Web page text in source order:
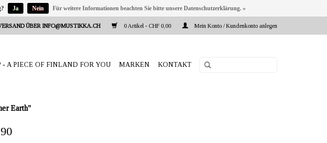
ÜBER INFO@MUSTIKKA.CH 0 Artikel - CHF 0,00 Mein Konto / Kundenkonto anlegen
- A PIECE OF FINLAND FOR YOU MARKEN KONTAKT
Earth"
Ja Nein Für weitere Informationen beachten Sie bitte unsere Datenschutzerklärung. »